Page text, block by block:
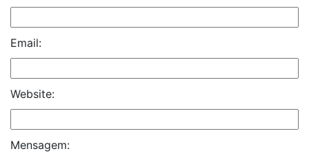
Email:
Website:
Mensagem: